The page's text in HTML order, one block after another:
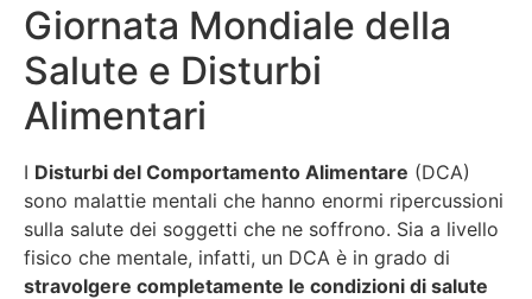
Giornata Mondiale della
Salute e Disturbi
Alimentari
I Disturbi del Comportamento Alimentare (DCA)
sono malattie mentali che hanno enormi ripercussioni
sulla salute dei soggetti che ne soffrono. Sia a livello
fisico che mentale, infatti, un DCA è in grado di
stravolgere completamente le condizioni di salute